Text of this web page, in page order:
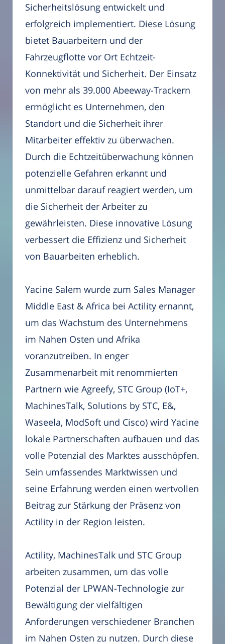
Sicherheitslösung entwickelt und
erfolgreich implementiert. Diese Lösung
bietet Bauarbeitern und der
Fahrzeugflotte vor Ort Echtzeit-
Konnektivität und Sicherheit. Der Einsatz
von mehr als 39.000 Abeeway-Trackern
ermöglicht es Unternehmen, den
Standort und die Sicherheit ihrer
Mitarbeiter effektiv zu überwachen.
Durch die Echtzeitüberwachung können
potenzielle Gefahren erkannt und
unmittelbar darauf reagiert werden, um
die Sicherheit der Arbeiter zu
gewährleisten. Diese innovative Lösung
verbessert die Effizienz und Sicherheit
von Bauarbeiten erheblich.
Yacine Salem wurde zum Sales Manager
Middle East & Africa bei Actility ernannt,
um das Wachstum des Unternehmens
im Nahen Osten und Afrika
voranzutreiben. In enger
Zusammenarbeit mit renommierten
Partnern wie Agreefy, STC Group (IoT+,
MachinesTalk, Solutions by STC, E&,
Waseela, ModSoft und Cisco) wird Yacine
lokale Partnerschaften aufbauen und das
volle Potenzial des Marktes ausschöpfen.
Sein umfassendes Marktwissen und
seine Erfahrung werden einen wertvollen
Beitrag zur Stärkung der Präsenz von
Actility in der Region leisten.
Actility, MachinesTalk und STC Group
arbeiten zusammen, um das volle
Potenzial der LPWAN-Technologie zur
Bewältigung der vielfältigen
Anforderungen verschiedener Branchen
im Nahen Osten zu nutzen. Durch diese